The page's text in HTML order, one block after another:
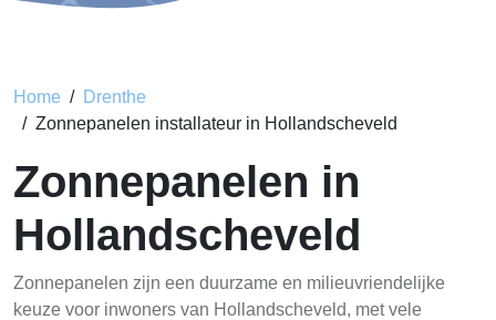
Home
Drenthe
Zonnepanelen installateur in Hollandscheveld
Zonnepanelen in
Hollandscheveld
Zonnepanelen zijn een duurzame en milieuvriendelijke
keuze voor inwoners van Hollandscheveld, met vele